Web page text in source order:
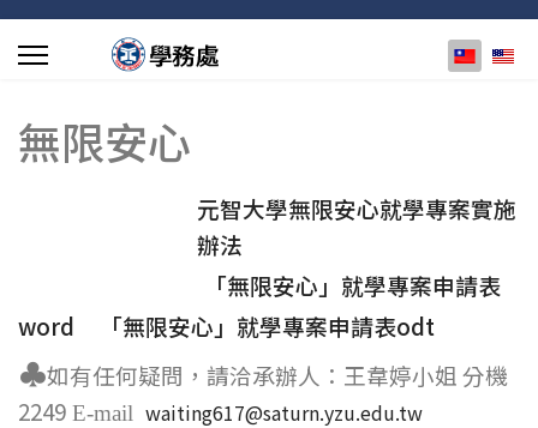
選擇你的
無限安心
元智大學無限安心就學專案實施
辦法
「無限安心」就學專案申請表
word
「無限安心」就學專案申請表odt
♣如有任何疑問，請洽承辦人：王韋婷小姐 分機
2249 E-mail waiting617@saturn.yzu.edu.tw